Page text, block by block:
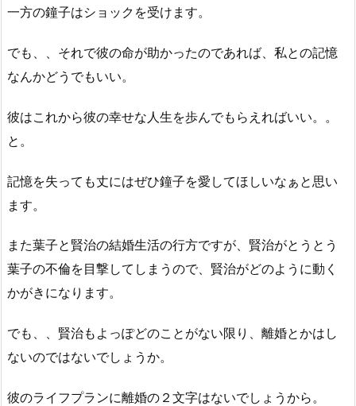
一方の鐘子はショックを受けます。
でも、、それで彼の命が助かったのであれば、私との記憶
なんかどうでもいい。
彼はこれから彼の幸せな人生を歩んでもらえればいい。。
と。
記憶を失っても丈にはぜひ鐘子を愛してほしいなぁと思い
ます。
また葉子と賢治の結婚生活の行方ですが、賢治がとうとう
葉子の不倫を目撃してしまうので、賢治がどのように動く
かがきになります。
でも、、賢治もよっぽどのことがない限り、離婚とかはし
ないのではないでしょうか。
彼のライフプランに離婚の２文字はないでしょうから。